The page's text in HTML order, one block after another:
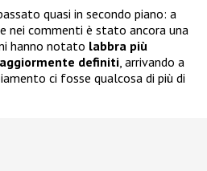
quasi in secondo piano: a
nei commenti è stato ancora una
hanno notato labbra più
definiti , arrivando a
ci fosse qualcosa di più di